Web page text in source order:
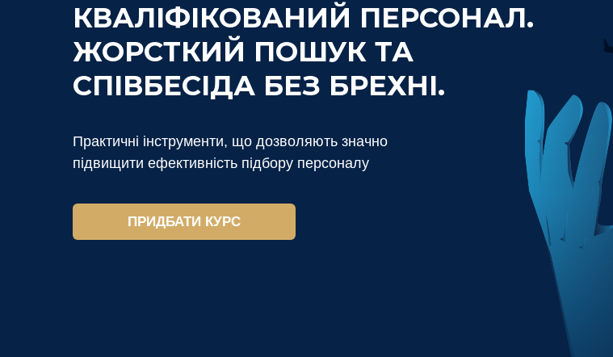
Практичні інструменти, що дозволяють значно
підвищити ефективність підбору персоналу
КВАЛІФІКОВАНИЙ ПЕРСОНАЛ.
ЖОРСТКИЙ ПОШУК ТА
СПІВБЕСІДА БЕЗ БРЕХНІ.
ПРИДБАТИ КУРС